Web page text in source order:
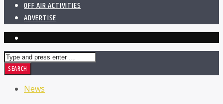
OFF AIR ACTIVITIES
ADVERTISE
News